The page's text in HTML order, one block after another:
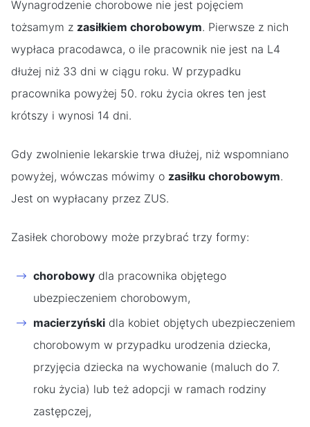
Wynagrodzenie chorobowe nie jest pojęciem
tożsamym z zasiłkiem chorobowym. Pierwsze z nich
wypłaca pracodawca, o ile pracownik nie jest na L4
dłużej niż 33 dni w ciągu roku. W przypadku
pracownika powyżej 50. roku życia okres ten jest
krótszy i wynosi 14 dni.
Gdy zwolnienie lekarskie trwa dłużej, niż wspomniano
powyżej, wówczas mówimy o zasiłku chorobowym.
Jest on wypłacany przez ZUS.
Zasiłek chorobowy może przybrać trzy formy:
chorobowy dla pracownika objętego
ubezpieczeniem chorobowym,
macierzyński dla kobiet objętych ubezpieczeniem
chorobowym w przypadku urodzenia dziecka,
przyjęcia dziecka na wychowanie (maluch do 7.
roku życia) lub też adopcji w ramach rodziny
zastępczej,